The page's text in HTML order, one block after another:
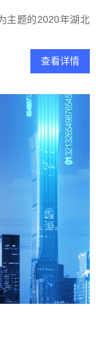
主题的2020年湖北
查看详情